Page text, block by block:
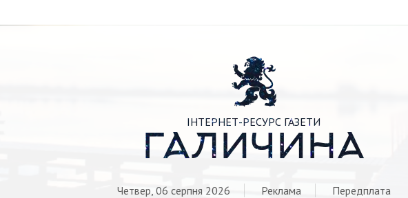

ІНТЕРНЕТ-РЕСУРС ГАЗЕТИ
ГАЛИЧИНА
Четвер, 06 серпня 2026 Реклама Передплата